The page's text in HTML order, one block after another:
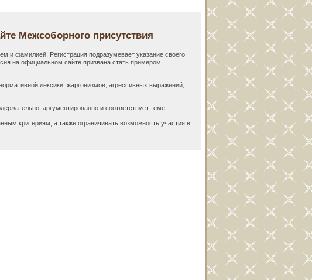
Межсоборного присутствия
и фамилией. Регистрация подразумевает указание своего
на официальном сайте призвана стать примером
лексики, жаргонизмов, агрессивных выражений,
аргументированно и соответствует теме
критериям, а также ограничивать возможность участия в